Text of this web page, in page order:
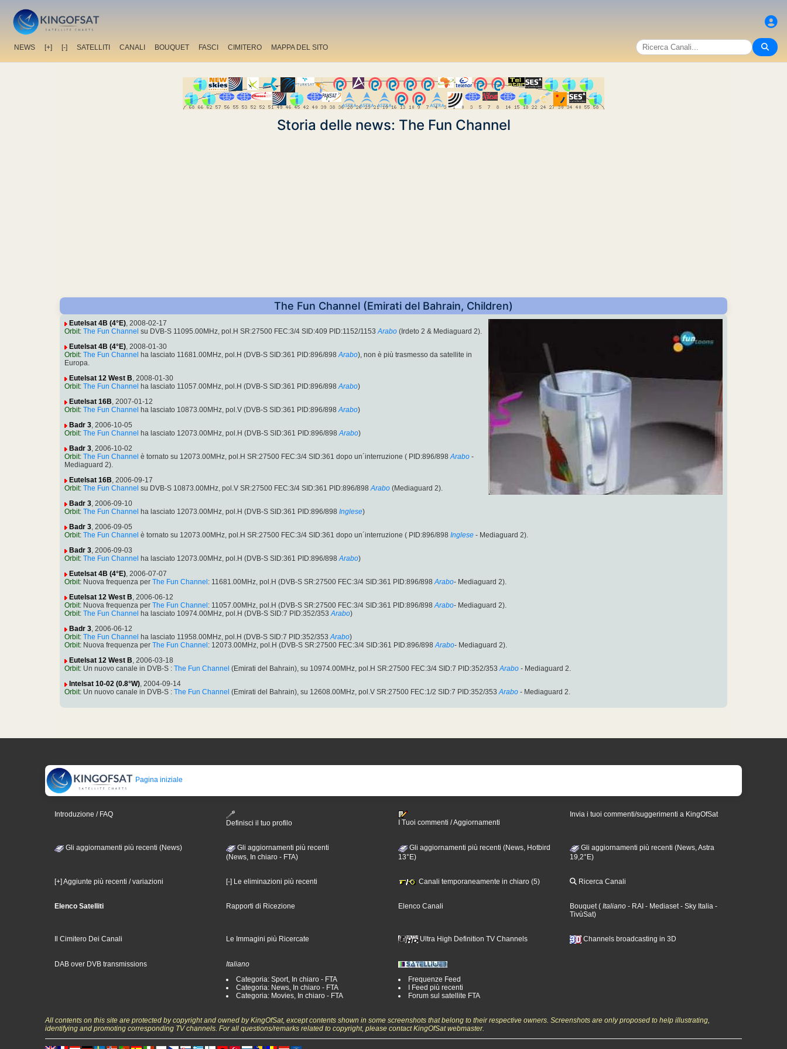
NEWS [+] [-] SATELLITI CANALI BOUQUET FASCI CIMITERO MAPPA DEL SITO
Storia delle news: The Fun Channel
The Fun Channel (Emirati del Bahrain, Children)
Eutelsat 4B (4°E), 2008-02-17
Orbit: The Fun Channel su DVB-S 11095.00MHz, pol.H SR:27500 FEC:3/4 SID:409 PID:1152/1153 Arabo (Irdeto 2 & Mediaguard 2).
Eutelsat 4B (4°E), 2008-01-30
Orbit: The Fun Channel ha lasciato 11681.00MHz, pol.H (DVB-S SID:361 PID:896/898 Arabo), non è più trasmesso da satellite in
Europa.
Eutelsat 12 West B, 2008-01-30
Orbit: The Fun Channel ha lasciato 11057.00MHz, pol.H (DVB-S SID:361 PID:896/898 Arabo)
Eutelsat 16B, 2007-01-12
Orbit: The Fun Channel ha lasciato 10873.00MHz, pol.V (DVB-S SID:361 PID:896/898 Arabo)
Badr 3, 2006-10-05
Orbit: The Fun Channel ha lasciato 12073.00MHz, pol.H (DVB-S SID:361 PID:896/898 Arabo)
Badr 3, 2006-10-02
Orbit: The Fun Channel è tornato su 12073.00MHz, pol.H SR:27500 FEC:3/4 SID:361 dopo un´interruzione ( PID:896/898 Arabo -
Mediaguard 2).
Eutelsat 16B, 2006-09-17
Orbit: The Fun Channel su DVB-S 10873.00MHz, pol.V SR:27500 FEC:3/4 SID:361 PID:896/898 Arabo (Mediaguard 2).
Badr 3, 2006-09-10
Orbit: The Fun Channel ha lasciato 12073.00MHz, pol.H (DVB-S SID:361 PID:896/898 Inglese)
Badr 3, 2006-09-05
Orbit: The Fun Channel è tornato su 12073.00MHz, pol.H SR:27500 FEC:3/4 SID:361 dopo un´interruzione ( PID:896/898 Inglese - Mediaguard 2).
Badr 3, 2006-09-03
Orbit: The Fun Channel ha lasciato 12073.00MHz, pol.H (DVB-S SID:361 PID:896/898 Arabo)
Eutelsat 4B (4°E), 2006-07-07
Orbit: Nuova frequenza per The Fun Channel : 11681.00MHz, pol.H (DVB-S SR:27500 FEC:3/4 SID:361 PID:896/898 Arabo- Mediaguard 2).
Eutelsat 12 West B, 2006-06-12
Orbit: Nuova frequenza per The Fun Channel : 11057.00MHz, pol.H (DVB-S SR:27500 FEC:3/4 SID:361 PID:896/898 Arabo- Mediaguard 2).
Orbit: The Fun Channel ha lasciato 10974.00MHz, pol.H (DVB-S SID:7 PID:352/353 Arabo)
Badr 3, 2006-06-12
Orbit: The Fun Channel ha lasciato 11958.00MHz, pol.H (DVB-S SID:7 PID:352/353 Arabo)
Orbit: Nuova frequenza per The Fun Channel : 12073.00MHz, pol.H (DVB-S SR:27500 FEC:3/4 SID:361 PID:896/898 Arabo- Mediaguard 2).
Eutelsat 12 West B, 2006-03-18
Orbit: Un nuovo canale in DVB-S : The Fun Channel (Emirati del Bahrain), su 10974.00MHz, pol.H SR:27500 FEC:3/4 SID:7 PID:352/353 Arabo - Mediaguard 2.
Intelsat 10-02 (0.8°W), 2004-09-14
Orbit: Un nuovo canale in DVB-S : The Fun Channel (Emirati del Bahrain), su 12608.00MHz, pol.V SR:27500 FEC:1/2 SID:7 PID:352/353 Arabo - Mediaguard 2.
Pagina iniziale
Introduzione / FAQ
Definisci il tuo profilo
I Tuoi commenti / Aggiornamenti
Invia i tuoi commenti/suggerimenti a KingOfSat
Gli aggiornamenti più recenti (News)
Gli aggiornamenti più recenti
(News, In chiaro - FTA)
Gli aggiornamenti più recenti (News, Hotbird
13°E)
Gli aggiornamenti più recenti (News, Astra
19,2°E)
[+] Aggiunte più recenti / variazioni [-] Le eliminazioni più recenti Canali temporaneamente in chiaro (5) Ricerca Canali
Elenco Satelliti Rapporti di Ricezione Elenco Canali Bouquet( Italiano - RAI - Mediaset- Sky Italia -
TivùSat)
Il Cimitero Dei Canali Le Immagini più Ricercate Ultra High Definition TV Channels Channels broadcasting in 3D
DAB over DVB transmissions
Italiano
Categoria: Sport, In chiaro - FTA
Categoria: News, In chiaro - FTA
Categoria: Movies, In chiaro - FTA
Frequenze Feed
I Feed più recenti
Forum sul satellite FTA
All contents on this site are protected by copyright and owned by KingOfSat, except contents shown in some screenshots that belong to their respective owners. Screenshots are only proposed to help illustrating,
identifying and promoting corresponding TV channels. For all questions/remarks related to copyright, please contact KingOfSat webmaster.